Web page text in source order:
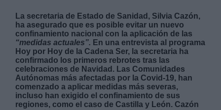
La secretaria de Estado de Sanidad, Silvia Cazón,
ha asegurado que es posible evitar un nuevo
confinamiento nacional con la aplicación de las
“medidas actuales”. En una entrevista al programa
Hoy por Hoy de la Cadena Ser, la secretaria ha
confirmado los primeros rebrotes tras las
celebraciones de Navidad. Las Comunidades
Autónomas más afectadas por la Covid-19, han
comenzado a aplicar medidas más severas,
incluso han exigido el confinamiento de sus
regiones, como el caso de Castilla y León. Cazón